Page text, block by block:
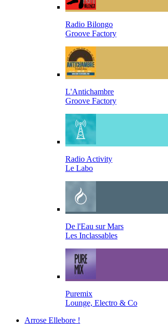
Radio Bilongo
Groove Factory
L'Antichambre
Groove Factory
Radio Activity
Le Labo
De l'Eau sur Mars
Les Inclassables
Puremix
Lounge, Electro & Co
Arrose Ellebore !